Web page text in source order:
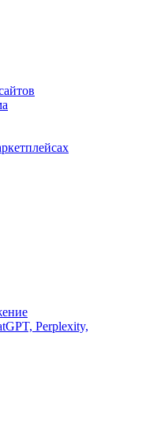
Perplexity,